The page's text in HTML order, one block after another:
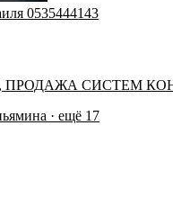
0535444143
ПРОДАЖА СИСТЕМ
· ещё 17